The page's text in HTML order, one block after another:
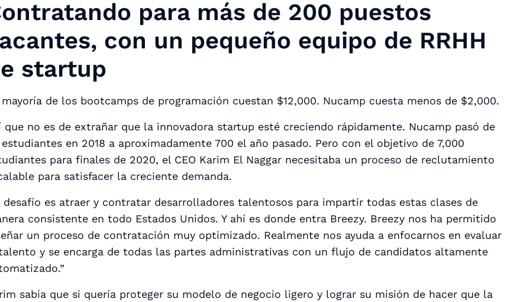
para más de 200 puestos
con un pequeño equipo de RRHH
startup
mayoría de los bootcamps de programación cuestan $12,000. Nucamp cuesta menos de $2,000.
que no es de extrañar que la innovadora startup esté creciendo rápidamente. Nucamp pasó de
en 2018 a aproximadamente 700 el año pasado. Pero con el objetivo de 7,000
para finales de 2020, el CEO Karim El Naggar necesitaba un proceso de reclutamiento
para satisfacer la creciente demanda.
desafío es atraer y contratar desarrolladores talentosos para impartir todas estas clases de
consistente en todo Estados Unidos. Y ahí es donde entra Breezy. Breezy nos ha permitido
un proceso de contratación muy optimizado. Realmente nos ayuda a enfocarnos en evaluar
y se encarga de todas las partes administrativas con un flujo de candidatos altamente
sabía que si quería proteger su modelo de negocio ligero y lograr su misión de hacer que la